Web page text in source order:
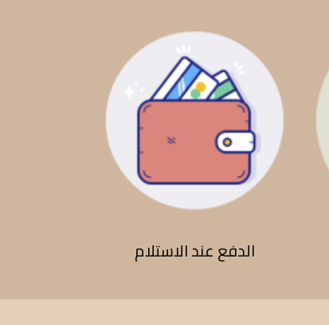
الدفع عند الاستلام